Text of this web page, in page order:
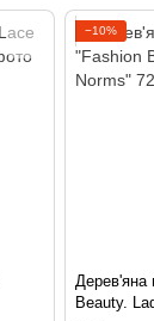
−10%
Дерев'яна
Beauty.